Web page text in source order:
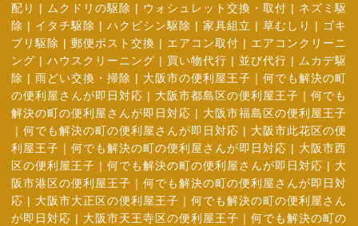
配り
| ムクドリの駆除 | ウォシュレット交換・取付 | ネズミ駆
除 | イタチ駆除 | ハクビシン駆除 | 家具組立 | 草むしり | ゴキ
ブリ駆除 | 郵便ポスト交換 | エアコン取付 | エアコンクリーニ
ング | ハウスクリーニング | 買い物代行 | 並び代行 |
ムカデ駆
除 | 雨どい交換・掃除 | 大阪市の便利屋王子｜何でも解決の町
の便利屋さんが即日対応 | 大阪市都島区の便利屋王子｜何でも
解決の町の便利屋さんが即日対応 | 大阪市福島区の便利屋王子
｜何でも解決の町の便利屋さんが即日対応 | 大阪市此花区の便
利屋王子｜何でも解決の町の便利屋さんが即日対応 | 大阪市西
区の便利屋王子｜何でも解決の町の便利屋さんが即日対応 | 大
阪市港区の便利屋王子｜何でも解決の町の便利屋さんが即日対
応 | 大阪市大正区の便利屋王子｜何でも解決の町の便利屋さん
が即日対応 | 大阪市天王寺区の便利屋王子｜何でも解決の町の